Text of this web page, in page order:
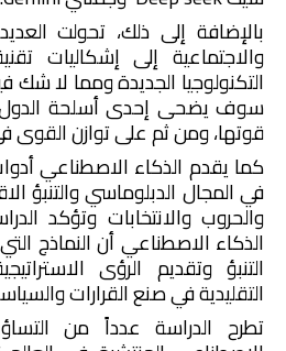
بالإضافة إلى ذلك، تحولت
والاجتماعية إلى إشكاليات
التكنولوجيا الجديدة ومما لا شك
سوف يضحى إحدى أسلحة الدول
قوتها، ومن ثم على توازن القوى
كما يقدم الذكاء الاصطناعي
في المجال الدبلوماسي والتنبؤ
والحروب والانتخابات وتؤكد
الذكاء الاصطناعي أن النماذج
التنبؤ وتقديم الرؤى
التقليدية في صنع القرارات
تطرح الدراسة عدداً من